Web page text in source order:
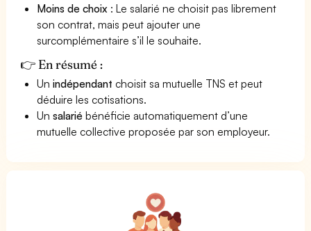
Moins de choix : Le salarié ne choisit pas librement
son contrat, mais peut ajouter une
surcomplémentaire s’il le souhaite.
👉 En résumé :
Unindépendant choisit sa mutuelle TNS et peut
déduire les cotisations.
Unsalarié bénéficie automatiquement d’une
mutuelle collective proposée par son employeur.